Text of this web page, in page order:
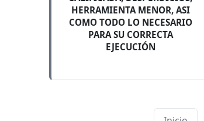
HERRAMIENTA MENOR, ASI
COMO TODO LO NECESARIO
PARA SU CORRECTA
EJECUCIÓN